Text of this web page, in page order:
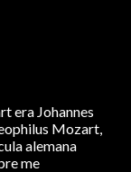
era Johannes
Mozart,
alemana
me